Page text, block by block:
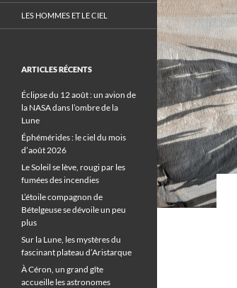
LES HOMMES ET LE CIEL
ARTICLES RÉCENTS
Éclipse du 12 août : un avion de
la NASA dans l’ombre de la
Lune
Éphémérides : le ciel du mois
d’août 2026
Le Soleil se lève, rougi par les
fumées des incendies
L’étoile compagnon de
Bételgeuse se dévoile un peu
plus
Sur la Lune, les mystères du
fascinant plateau d’Aristarque
À Céron, un grand gîte
accueille les astronomes